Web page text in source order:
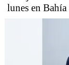
lunes en